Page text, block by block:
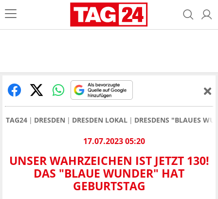
TAG24 DRESDEN DRESDEN LOKAL DRESDENS "BLAUES
17.07.2023 05:20
UNSER WAHRZEICHEN IST JETZT 130!
DAS "BLAUE WUNDER" HAT
GEBURTSTAG